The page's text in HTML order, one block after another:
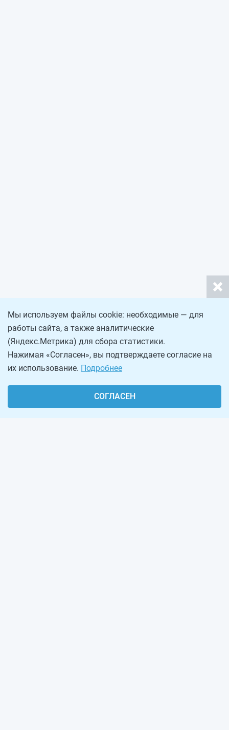
Мы используем файлы cookie: необходимые — для
работы сайта, а также аналитические
(Яндекс.Метрика) для сбора статистики.
Нажимая «Согласен», вы подтверждаете согласие на
их использование. Подробнее
СОГЛАСЕН